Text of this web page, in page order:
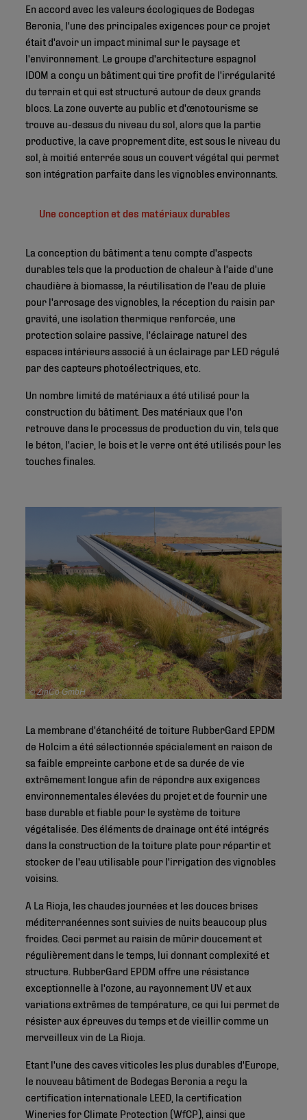
En accord avec les valeurs écologiques de Bodegas
Beronia, l'une des principales exigences pour ce projet
était d'avoir un impact minimal sur le paysage et
l'environnement. Le groupe d'architecture espagnol
IDOM a conçu un bâtiment qui tire profit de l'irrégularité
du terrain et qui est structuré autour de deux grands
blocs. La zone ouverte au public et d'œnotourisme se
trouve au-dessus du niveau du sol, alors que la partie
productive, la cave proprement dite, est sous le niveau du
sol, à moitié enterrée sous un couvert végétal qui permet
son intégration parfaite dans les vignobles environnants.
Une conception et des matériaux durables
La conception du bâtiment a tenu compte d'aspects
durables tels que la production de chaleur à l'aide d'une
chaudière à biomasse, la réutilisation de l'eau de pluie
pour l'arrosage des vignobles, la réception du raisin par
gravité, une isolation thermique renforcée, une
protection solaire passive, l'éclairage naturel des
espaces intérieurs associé à un éclairage par LED régulé
par des capteurs photoélectriques, etc.
Un nombre limité de matériaux a été utilisé pour la
construction du bâtiment. Des matériaux que l'on
retrouve dans le processus de production du vin, tels que
le béton, l'acier, le bois et le verre ont été utilisés pour les
touches finales.
© ZinCo GmbH
La membrane d'étanchéité de toiture RubberGard EPDM
de Holcim a été sélectionnée spécialement en raison de
sa faible empreinte carbone et de sa durée de vie
extrêmement longue afin de répondre aux exigences
environnementales élevées du projet et de fournir une
base durable et fiable pour le système de toiture
végétalisée. Des éléments de drainage ont été intégrés
dans la construction de la toiture plate pour répartir et
stocker de l'eau utilisable pour l'irrigation des vignobles
voisins.
A La Rioja, les chaudes journées et les douces brises
méditerranéennes sont suivies de nuits beaucoup plus
froides. Ceci permet au raisin de mûrir doucement et
régulièrement dans le temps, lui donnant complexité et
structure. RubberGard EPDM offre une résistance
exceptionnelle à l'ozone, au rayonnement UV et aux
variations extrêmes de température, ce qui lui permet de
résister aux épreuves du temps et de vieillir comme un
merveilleux vin de La Rioja.
Etant l'une des caves viticoles les plus durables d'Europe,
le nouveau bâtiment de Bodegas Beronia a reçu la
certification internationale LEED, la certification
Wineries for Climate Protection (WfCP), ainsi que